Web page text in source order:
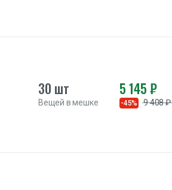
30 шт
Вещей в мешке
5 145 ₽
-45% 9 408 ₽